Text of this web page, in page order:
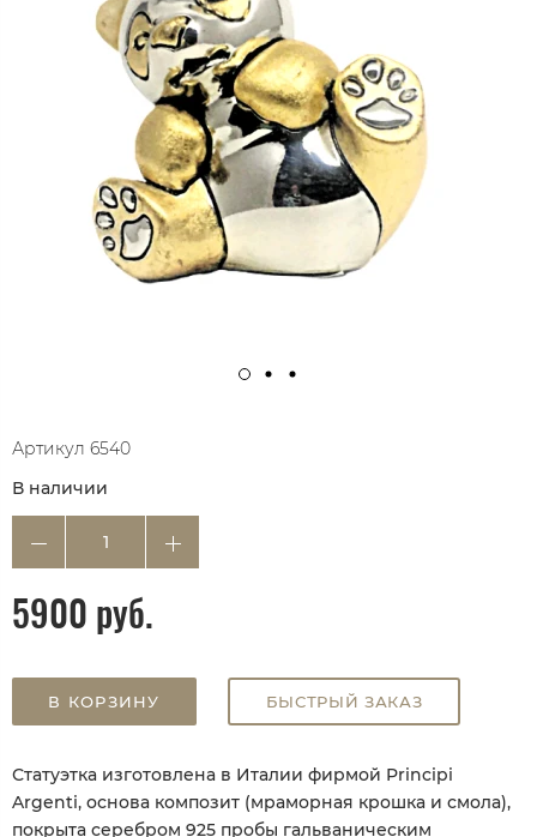
Артикул 6540
В наличии
5900 руб.
В КОРЗИНУ БЫСТРЫЙ ЗАКАЗ
Статуэтка изготовлена в Италии фирмой Principi
Argenti, основа композит (мраморная крошка и смола),
покрыта серебром 925 пробы гальваническим